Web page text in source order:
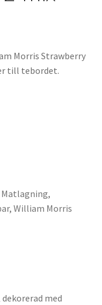
Morris Strawberry
till tebordet.
Matlagning,
, William Morris
med